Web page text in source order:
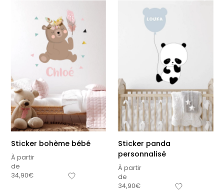
Sticker bohème bébé
À partir
de
34,90€
Sticker panda
personnalisé
À partir
de
34,90€